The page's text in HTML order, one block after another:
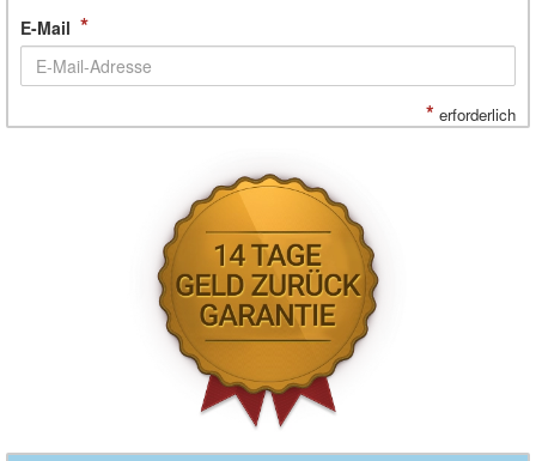
E-Mail *
* erforderlich